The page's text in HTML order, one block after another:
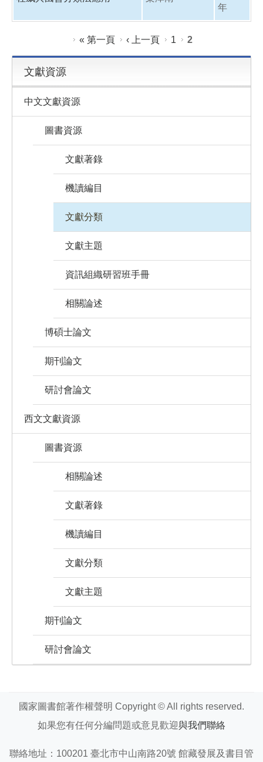
年
« 第一頁 ‹ 上一頁 1 2
文獻資源
中文文獻資源
圖書資源
文獻著錄
機讀編目
文獻分類
文獻主題
資訊組織研習班手冊
相關論述
博碩士論文
期刊論文
研討會論文
西文文獻資源
圖書資源
相關論述
文獻著錄
機讀編目
文獻分類
文獻主題
期刊論文
研討會論文
國家圖書館著作權聲明 Copyright © All rights reserved.
如果您有任何分編問題或意見歡迎與我們聯絡
聯絡地址：100201 臺北市中山南路20號 館藏發展及書目管